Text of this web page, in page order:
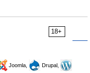
18+
Joomla,
Drupal,